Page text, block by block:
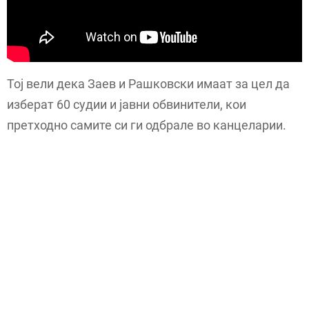
Тој вели дека Заев и Рашковски имаат за цел да
изберат 60 судии и јавни обвинители, кои
претходно самите си ги одбрале во канцеларии.